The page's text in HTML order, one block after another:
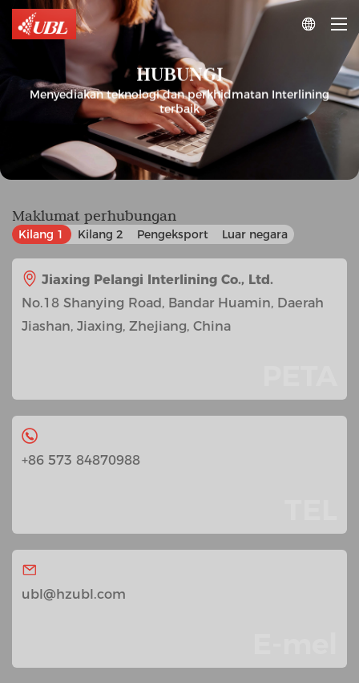

HUBUNGI
Menyediakan teknologi dan perkhidmatan Interlining
terbaik
Maklumat perhubungan
Kilang 1 Kilang 2 Pengeksport Luar negara
Jiaxing Pelangi Interlining Co., Ltd.
No.18 Shanying Road, Bandar Huamin, Daerah
Jiashan, Jiaxing, Zhejiang, China
+86 573 84870988
ubl@hzubl.com